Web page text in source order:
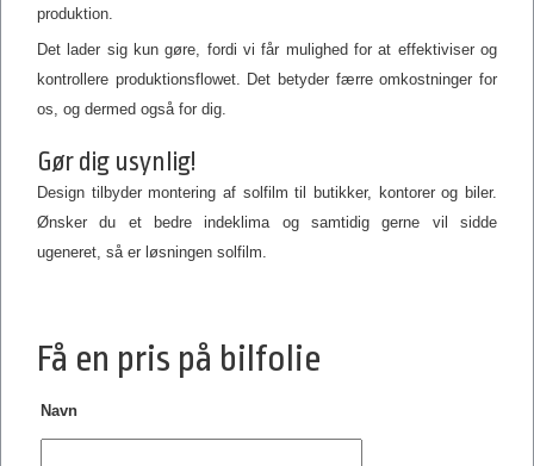
produktion.
Det lader sig kun gøre, fordi vi får mulighed for at effektiviser og
kontrollere produktionsflowet. Det betyder færre omkostninger for
os, og dermed også for dig.
Gør dig usynlig!
Design tilbyder montering af solfilm til butikker, kontorer og biler.
Ønsker du et bedre indeklima og samtidig gerne vil sidde
ugeneret, så er løsningen solfilm.
Få en pris på bilfolie
Navn